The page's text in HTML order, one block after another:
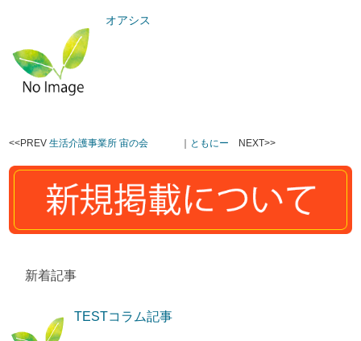
オアシス
<<PREV生活介護事業所 宙の会 ｜ ともにー NEXT>>
新着記事
TESTコラム記事